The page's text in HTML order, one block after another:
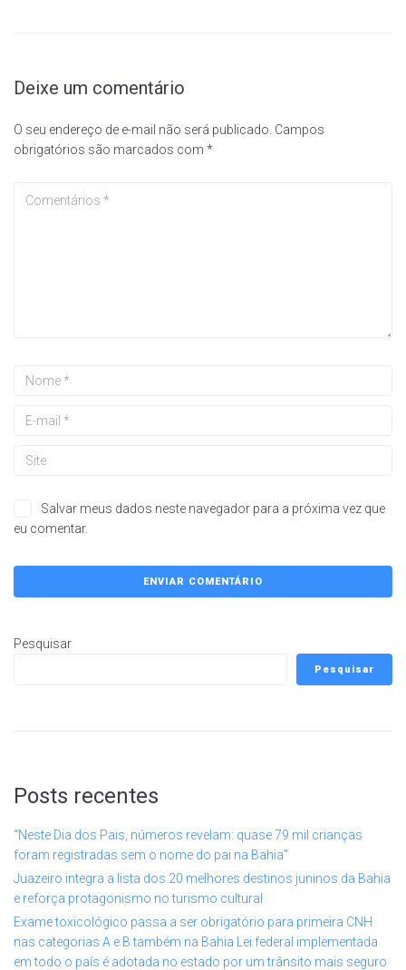
Deixe um comentário
O seu endereço de e-mail não será publicado. Campos
obrigatórios são marcados com *
Salvar meus dados neste navegador para a próxima vez que
eu comentar.
Pesquisar
Pesquisar
Posts recentes
“Neste Dia dos Pais, números revelam: quase 79 mil crianças
foram registradas sem o nome do pai na Bahia”
Juazeiro integra a lista dos 20 melhores destinos juninos da Bahia
e reforça protagonismo no turismo cultural
Exame toxicológico passa a ser obrigatório para primeira CNH
nas categorias A e B também na Bahia Lei federal implementada
em todo o país é adotada no estado por um trânsito mais seguro